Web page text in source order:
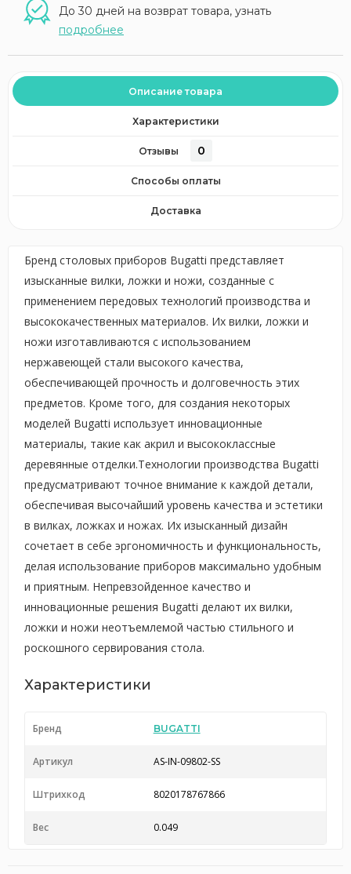
До 30 дней на возврат товара, узнать
подробнее
Описание товара
Характеристики
Отзывы 0
Способы оплаты
Доставка
Бренд столовых приборов Bugatti представляет
изысканные вилки, ложки и ножи, созданные с
применением передовых технологий производства и
высококачественных материалов. Их вилки, ложки и
ножи изготавливаются с использованием
нержавеющей стали высокого качества,
обеспечивающей прочность и долговечность этих
предметов. Кроме того, для создания некоторых
моделей Bugatti использует инновационные
материалы, такие как акрил и высококлассные
деревянные отделки.Технологии производства Bugatti
предусматривают точное внимание к каждой детали,
обеспечивая высочайший уровень качества и эстетики
в вилках, ложках и ножах. Их изысканный дизайн
сочетает в себе эргономичность и функциональность,
делая использование приборов максимально удобным
и приятным. Непревзойденное качество и
инновационные решения Bugatti делают их вилки,
ложки и ножи неотъемлемой частью стильного и
роскошного сервирования стола.
Характеристики
Бренд BUGATTI
Артикул AS-IN-09802-SS
Штрихкод 8020178767866
Вес 0.049